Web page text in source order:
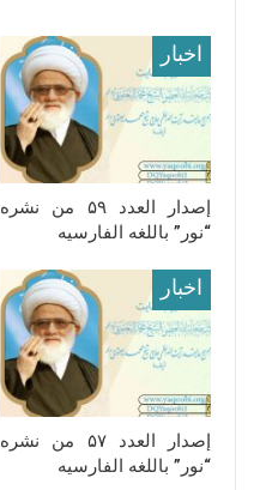
اخبار
إصدار العدد ۵۹ من نشره
“نور” باللغه الفارسیه
اخبار
إصدار العدد ۵۷ من نشره
“نور” باللغه الفارسیه